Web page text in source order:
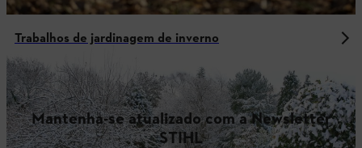
Trabalhos de jardinagem de inverno
Mantenha-se atualizado com a Newsletter
STIHL